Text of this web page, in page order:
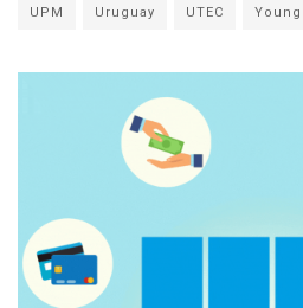
UPM Uruguay UTEC Young